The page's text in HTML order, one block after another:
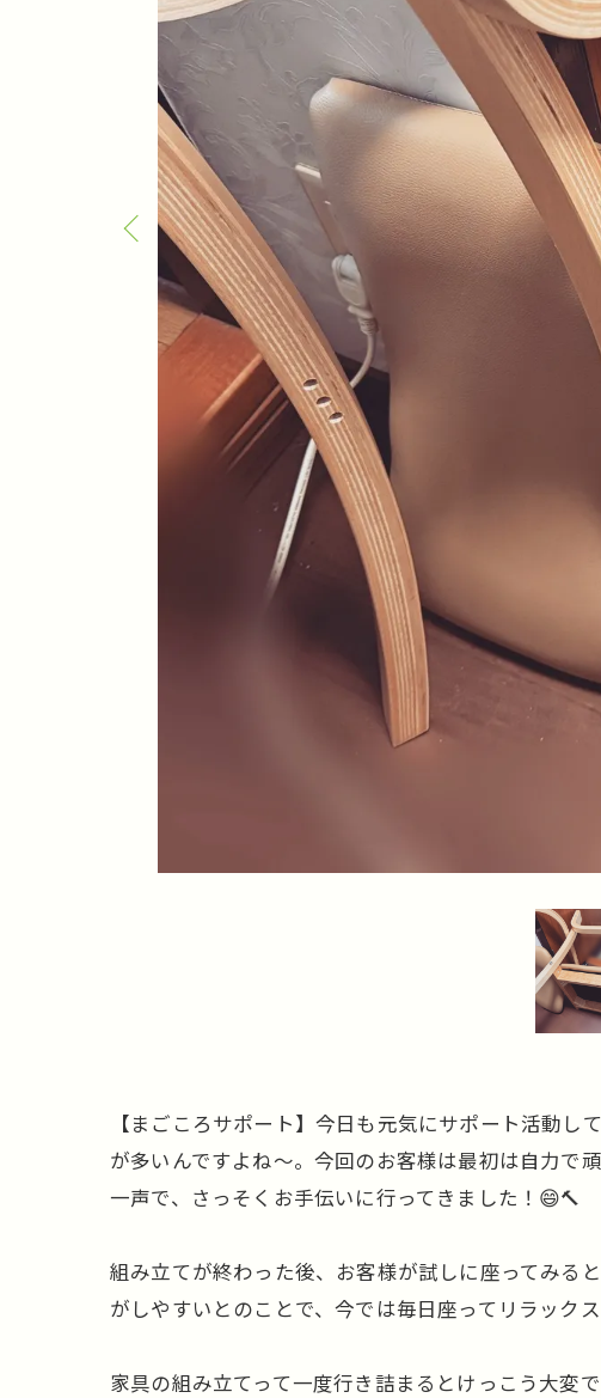
【まごころサポート】今日も元気にサポート活動
が多いんですよね〜。今回のお客様は最初は自力で
一声で、さっそくお手伝いに行ってきました！😄🔨
組み立てが終わった後、お客様が試しに座ってみる
がしやすいとのことで、今では毎日座ってリラック
家具の組み立てって一度行き詰まるとけっこう大変